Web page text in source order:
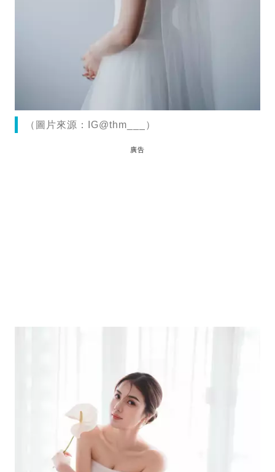
（圖片來源：IG@thm___）
廣告